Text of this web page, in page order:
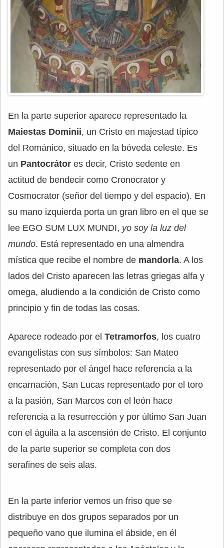
En la parte superior aparece representado la
Maiestas Dominii, un Cristo en majestad típico
del Románico, situado en la bóveda celeste. Es
un Pantocrátor es decir, Cristo sedente en
actitud de bendecir como Cronocrator y
Cosmocrator (señor del tiempo y del espacio). En
su mano izquierda porta un gran libro en el que se
lee EGO SUM LUX MUNDI, yo soy la luz del
mundo. Está representado en una almendra
mística que recibe el nombre de mandorla. A los
lados del Cristo aparecen las letras griegas alfa y
omega, aludiendo a la condición de Cristo como
principio y fin de todas las cosas.
Aparece rodeado por el Tetramorfos, los cuatro
evangelistas con sus símbolos: San Mateo
representado por el ángel hace referencia a la
encarnación, San Lucas representado por el toro
a la pasión, San Marcos con el león hace
referencia a la resurrección y por último San Juan
con el águila a la ascensión de Cristo. El conjunto
de la parte superior se completa con dos
serafines de seis alas.
En la parte inferior vemos un friso que se
distribuye en dos grupos separados por un
pequeño vano que ilumina el ábside, en él